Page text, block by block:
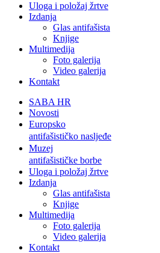
Uloga i položaj žrtve
Izdanja
Glas antifašista
Knjige
Multimedija
Foto galerija
Video galerija
Kontakt
SABA HR
Novosti
Europsko
antifašističko nasljeđe
Muzej
antifašističke borbe
Uloga i položaj žrtve
Izdanja
Glas antifašista
Knjige
Multimedija
Foto galerija
Video galerija
Kontakt